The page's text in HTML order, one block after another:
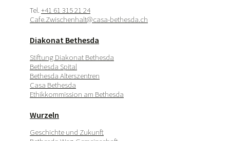
Tel. +41 61 315 21 24
Cafe.Zwischenhalt@casa-bethesda.ch
Diakonat Bethesda
Stiftung Diakonat Bethesda
Bethesda Spital
Bethesda Alterszentren
Casa Bethesda
Ethikkommission am Bethesda
Wurzeln
Geschichte und Zukunft